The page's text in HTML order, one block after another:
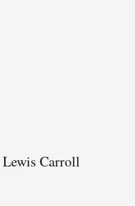
Lewis Carroll